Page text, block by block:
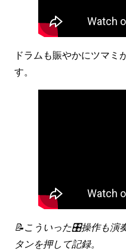
ドラムも賑やかにツマミ
す。
📝こういった🎛操作も演
タンを押して記録。